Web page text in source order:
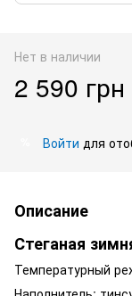
Нет в наличии
2 590 грн
Войти для
Описание
Стеганая
Температурный